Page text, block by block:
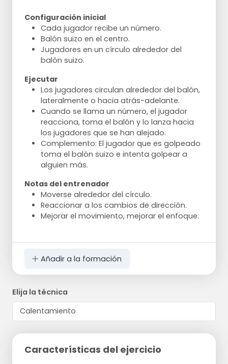
Configuración inicial
Cada jugador recibe un número.
Balón suizo en el centro.
Jugadores en un círculo alrededor del
balón suizo.
Ejecutar
Los jugadores circulan alrededor del balón,
lateralmente o hacia atrás-adelante.
Cuando se llama un número, el jugador
reacciona, toma el balón y lo lanza hacia
los jugadores que se han alejado.
Complemento: El jugador que es golpeado
toma el balón suizo e intenta golpear a
alguien más.
Notas del entrenador
Moverse alrededor del círculo.
Reaccionar a los cambios de dirección.
Mejorar el movimiento, mejorar el enfoque.
Añadir a la formación
Elija la técnica
Características del ejercicio